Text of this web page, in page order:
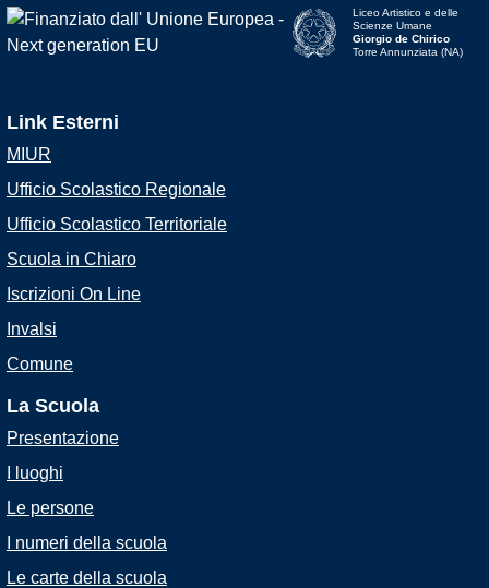
Liceo Artistico e delle
Scienze Umane
Giorgio de Chirico
Torre Annunziata (NA)
Link Esterni
MIUR
Ufficio Scolastico Regionale
Ufficio Scolastico Territoriale
Scuola in Chiaro
Iscrizioni On Line
Invalsi
Comune
La Scuola
Presentazione
I luoghi
Le persone
I numeri della scuola
Le carte della scuola